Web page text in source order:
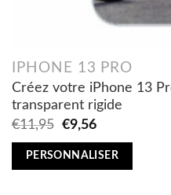
IPHONE 13 PRO
Créez votre iPhone 13
transparent rigide
€11,95
Original
was:
€9,56Current
is:
PERSONNALISER